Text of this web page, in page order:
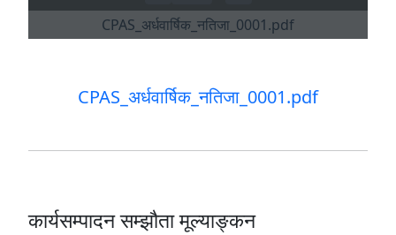
CPAS_अर्धवार्षिक_नतिजा_0001.pdf
कार्यसम्पादन सम्झौता मूल्याङ्कन